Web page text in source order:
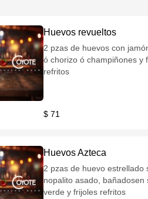
Huevos revueltos
2 pzas de huevos con
ó chorizo ó champiñones y
refritos
$ 71
Huevos Azteca
2 pzas de huevo estrellado
nopalito asado, bañadosen
verde y frijoles refritos